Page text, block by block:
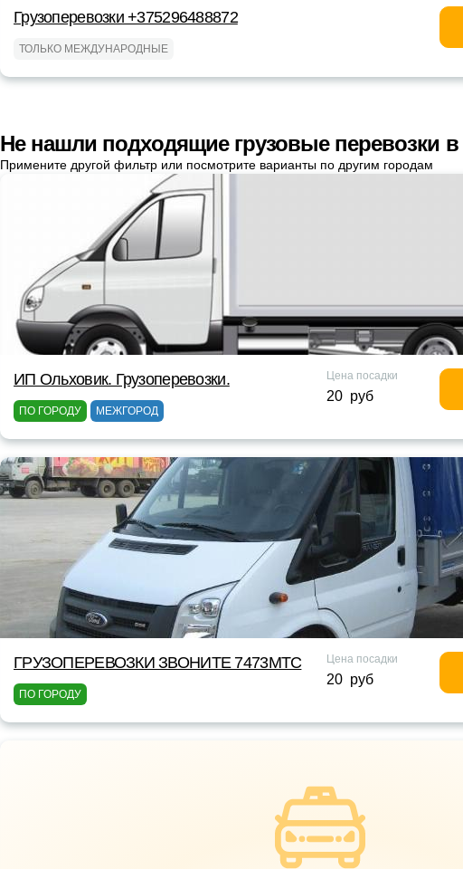
Грузоперевозки +375296488872
ТОЛЬКО МЕЖДУНАРОДНЫЕ
Не нашли подходящие грузовые перевозки
Примените другой фильтр или посмотрите варианты по другим городам
ИП Ольховик. Грузоперевозки.
ПО ГОРОДУ МЕЖГОРОД
Цена посадки
20 руб
ГРУЗОПЕРЕВОЗКИ ЗВОНИТЕ 7473МТС
ПО ГОРОДУ
Цена посадки
20 руб